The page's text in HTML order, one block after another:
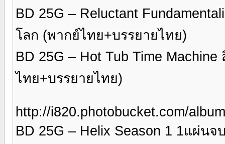
BD 25G – Reluctant
โลก (พากย์ไทย+บรรยายไทย)
BD 25G – Hot Tub Time
ไทย+บรรยายไทย)
http://i820.photobucket.com/
BD 25G – Helix Season 1 1แผ่นจ